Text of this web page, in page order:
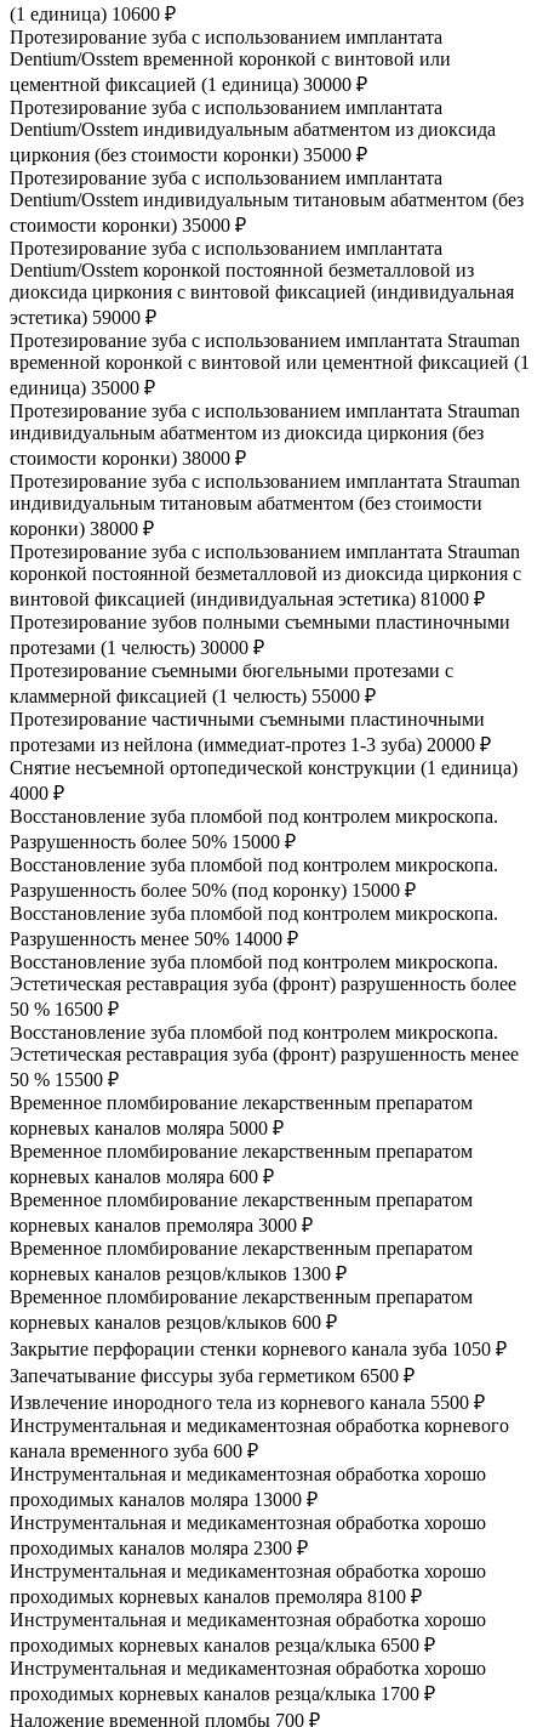
(1 единица) 10600 ₽
Протезирование зуба с использованием имплантата
Dentium/Osstem временной коронкой с винтовой или
цементной фиксацией (1 единица) 30000 ₽
Протезирование зуба с использованием имплантата
Dentium/Osstem индивидуальным абатментом из диоксида
циркония (без стоимости коронки) 35000 ₽
Протезирование зуба с использованием имплантата
Dentium/Osstem индивидуальным титановым абатментом (без
стоимости коронки) 35000 ₽
Протезирование зуба с использованием имплантата
Dentium/Osstem коронкой постоянной безметалловой из
диоксида циркония с винтовой фиксацией (индивидуальная
эстетика) 59000 ₽
Протезирование зуба с использованием имплантата Strauman
временной коронкой с винтовой или цементной фиксацией (1
единица) 35000 ₽
Протезирование зуба с использованием имплантата Strauman
индивидуальным абатментом из диоксида циркония (без
стоимости коронки) 38000 ₽
Протезирование зуба с использованием имплантата Strauman
индивидуальным титановым абатментом (без стоимости
коронки) 38000 ₽
Протезирование зуба с использованием имплантата Strauman
коронкой постоянной безметалловой из диоксида циркония с
винтовой фиксацией (индивидуальная эстетика) 81000 ₽
Протезирование зубов полными съемными пластиночными
протезами (1 челюсть) 30000 ₽
Протезирование съемными бюгельными протезами с
кламмерной фиксацией (1 челюсть) 55000 ₽
Протезирование частичными съемными пластиночными
протезами из нейлона (иммедиат-протез 1-3 зуба) 20000 ₽
Снятие несъемной ортопедической конструкции (1 единица)
4000 ₽
Восстановление зуба пломбой под контролем микроскопа.
Разрушенность более 50% 15000 ₽
Восстановление зуба пломбой под контролем микроскопа.
Разрушенность более 50% (под коронку) 15000 ₽
Восстановление зуба пломбой под контролем микроскопа.
Разрушенность менее 50% 14000 ₽
Восстановление зуба пломбой под контролем микроскопа.
Эстетическая реставрация зуба (фронт) разрушенность более
50 % 16500 ₽
Восстановление зуба пломбой под контролем микроскопа.
Эстетическая реставрация зуба (фронт) разрушенность менее
50 % 15500 ₽
Временное пломбирование лекарственным препаратом
корневых каналов моляра 5000 ₽
Временное пломбирование лекарственным препаратом
корневых каналов моляра 600 ₽
Временное пломбирование лекарственным препаратом
корневых каналов премоляра 3000 ₽
Временное пломбирование лекарственным препаратом
корневых каналов резцов/клыков 1300 ₽
Временное пломбирование лекарственным препаратом
корневых каналов резцов/клыков 600 ₽
Закрытие перфорации стенки корневого канала зуба 1050 ₽
Запечатывание фиссуры зуба герметиком 6500 ₽
Извлечение инородного тела из корневого канала 5500 ₽
Инструментальная и медикаментозная обработка корневого
канала временного зуба 600 ₽
Инструментальная и медикаментозная обработка хорошо
проходимых каналов моляра 13000 ₽
Инструментальная и медикаментозная обработка хорошо
проходимых каналов моляра 2300 ₽
Инструментальная и медикаментозная обработка хорошо
проходимых корневых каналов премоляра 8100 ₽
Инструментальная и медикаментозная обработка хорошо
проходимых корневых каналов резца/клыка 6500 ₽
Инструментальная и медикаментозная обработка хорошо
проходимых корневых каналов резца/клыка 1700 ₽
Наложение временной пломбы 700 ₽